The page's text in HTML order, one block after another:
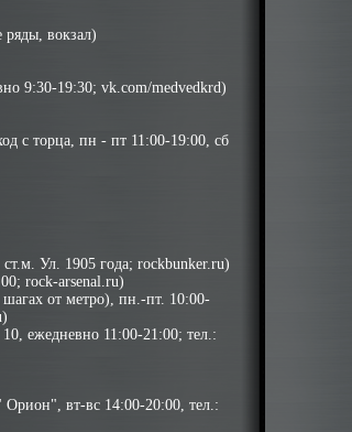
вокзал)
9:30-19:30; vk.com/medvedkrd)
с торца, пн - пт 11:00-19:00, сб
Ул. 1905 года; rockbunker.ru)
rock-arsenal.ru)
от метро), пн.-пт. 10:00-
ежедневно 11:00-21:00; тел.:
вт-вс 14:00-20:00, тел.: